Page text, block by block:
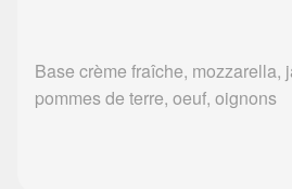
Base crème fraîche, mozzarella,
pommes de terre, oeuf, oignons